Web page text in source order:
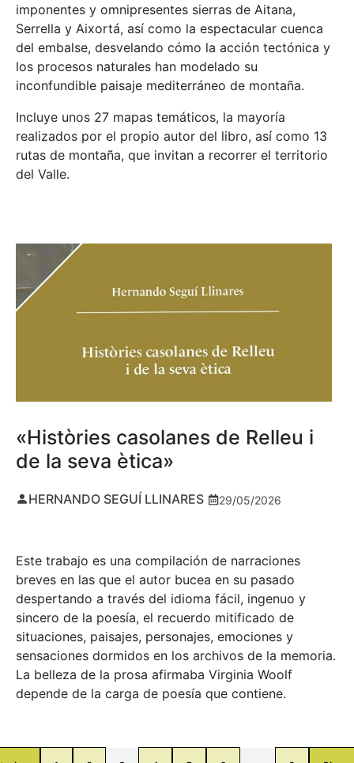
imponentes y omnipresentes sierras de Aitana,
Serrella y Aixortá, así como la espectacular cuenca
del embalse, desvelando cómo la acción tectónica y
los procesos naturales han modelado su
inconfundible paisaje mediterráneo de montaña.
Incluye unos 27 mapas temáticos, la mayoría
realizados por el propio autor del libro, así como 13
rutas de montaña, que invitan a recorrer el territorio
del Valle.
«Històries casolanes de Relleu i
de la seva ètica»
HERNANDO SEGUÍ LLINARES 29/05/2026
Este trabajo es una compilación de narraciones
breves en las que el autor bucea en su pasado
despertando a través del idioma fácil, ingenuo y
sincero de la poesía, el recuerdo mitificado de
situaciones, paisajes, personajes, emociones y
sensaciones dormidos en los archivos de la memoria.
La belleza de la prosa afirmaba Virginia Woolf
depende de la carga de poesía que contiene.